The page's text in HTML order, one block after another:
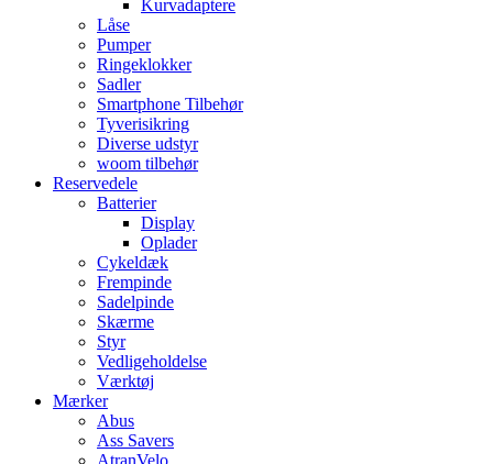
Kurvadaptere
Låse
Pumper
Ringeklokker
Sadler
Smartphone Tilbehør
Tyverisikring
Diverse udstyr
woom tilbehør
Reservedele
Batterier
Display
Oplader
Cykeldæk
Frempinde
Sadelpinde
Skærme
Styr
Vedligeholdelse
Værktøj
Mærker
Abus
Ass Savers
AtranVelo